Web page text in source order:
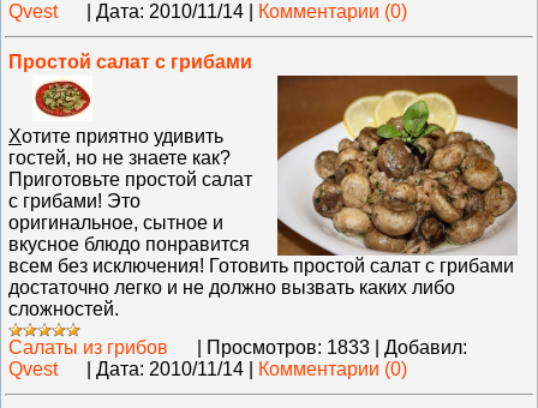
Qvest
Дата: 2010/11/14 Комментарии (0)
Простой салат с грибами
Хотите приятно удивить
гостей, но не знаете как?
Приготовьте простой салат
с грибами! Это
оригинальное, сытное и
вкусное блюдо понравится
всем без исключения! Готовить простой салат с грибами
достаточно легко и не должно вызвать каких либо
сложностей.
Салаты из грибов
Просмотров: 1833
Добавил:
Qvest
Дата: 2010/11/14 Комментарии (0)